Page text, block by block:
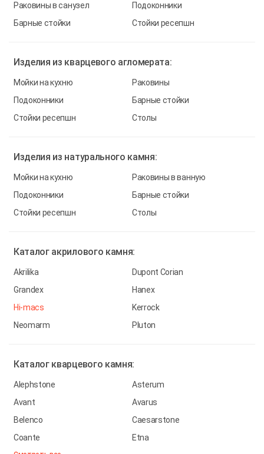
Раковины в санузел
Подоконники
Барные стойки
Стойки ресепшн
Изделия из кварцевого агломерата:
Мойки на кухню
Раковины
Подоконники
Барные стойки
Стойки ресепшн
Столы
Изделия из натурального камня:
Мойки на кухню
Раковины в ванную
Подоконники
Барные стойки
Стойки ресепшн
Столы
Каталог акрилового камня:
Akrilika
Dupont Corian
Grandex
Hanex
Hi-macs
Kerrock
Neomarm
Pluton
Каталог кварцевого камня:
Alephstone
Asterum
Avant
Avarus
Belenco
Caesarstone
Coante
Etna